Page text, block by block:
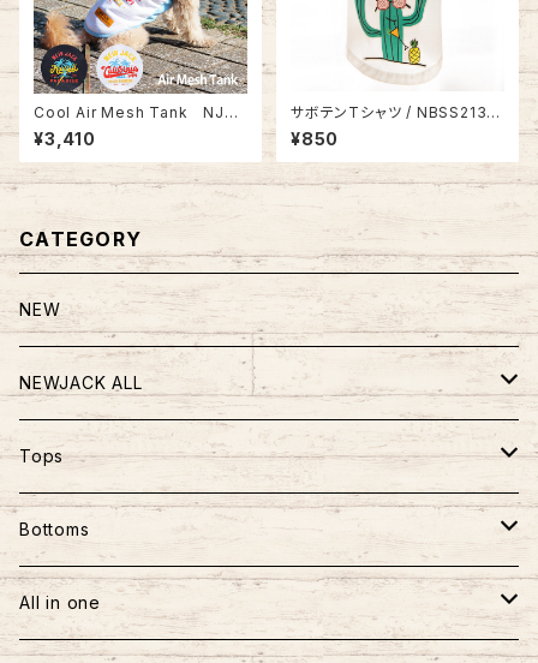
Cool Air Mesh Tank NJ21
SS0201
¥3,410
サボテンTシャツ / NBSS2139
7
¥850
CATEGORY
NEW
NEWJACK ALL
TOPS
PANTS
BAG
Tops
半袖
長袖
Bottoms
パンツ
All in one